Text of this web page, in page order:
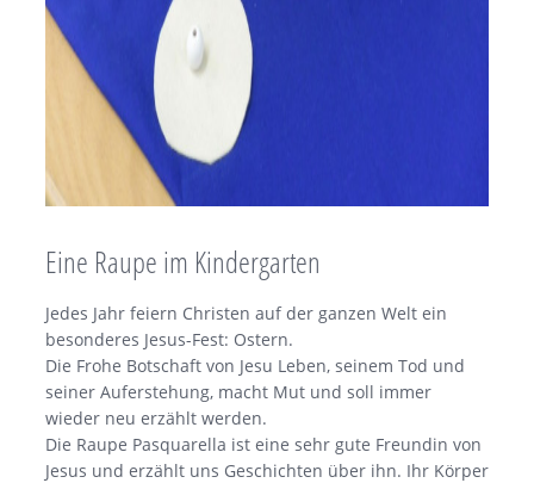
Eine Raupe im Kindergarten
Jedes Jahr feiern Christen auf der ganzen Welt ein
besonderes Jesus-Fest: Ostern.
Die Frohe Botschaft von Jesu Leben, seinem Tod und
seiner Auferstehung, macht Mut und soll immer
wieder neu erzählt werden.
Die Raupe Pasquarella ist eine sehr gute Freundin von
Jesus und erzählt uns Geschichten über ihn. Ihr Körper